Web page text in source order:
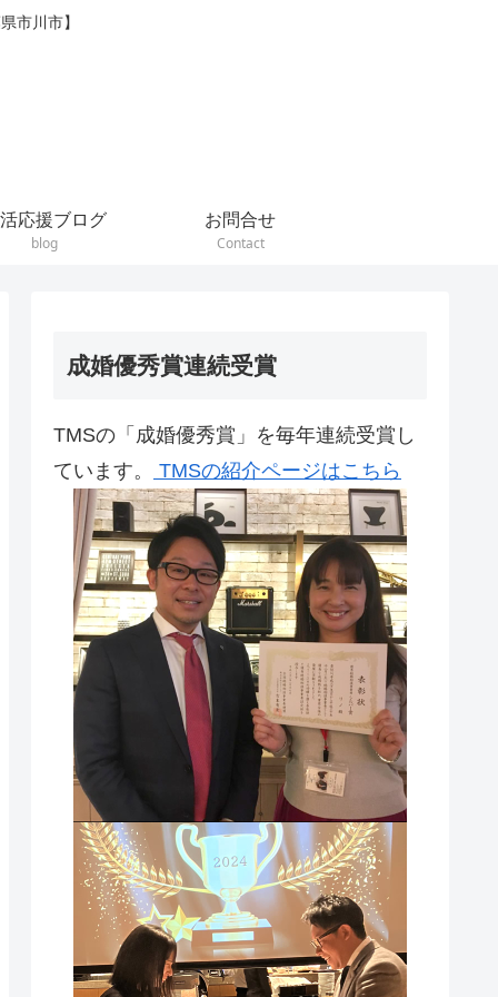
市川市】
応援ブログ
blog
お問合せ
Contact
成婚優秀賞連続受賞
TMSの「成婚優秀賞」を毎年連続受賞し
ています。
TMSの紹介ページはこちら